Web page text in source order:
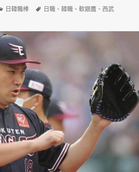
分
日韓職棒
標
日職 、韓職 、軟銀鷹 、西武